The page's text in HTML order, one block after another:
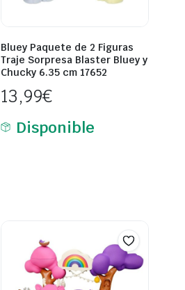
Bluey Paquete de 2 Figuras
Traje Sorpresa Blaster Bluey y
Chucky 6.35 cm 17652
13,99€
Disponible